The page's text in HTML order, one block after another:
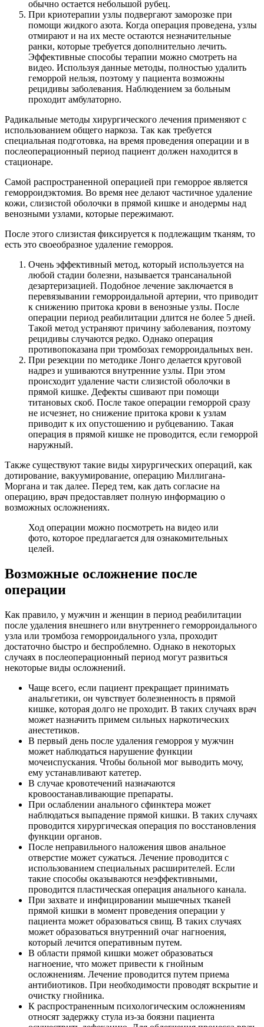
обычно остается небольшой рубец.
При криотерапии узлы подвергают заморозке при
помощи жидкого азота. Когда операция проведена, узлы
отмирают и на их месте остаются незначительные
ранки, которые требуется дополнительно лечить.
Эффективные способы терапии можно смотреть на
видео. Используя данные методы, полностью удалить
геморрой нельзя, поэтому у пациента возможны
рецидивы заболевания. Наблюдением за больным
проходит амбулаторно.
Радикальные методы хирургического лечения применяют с
использованием общего наркоза. Так как требуется
специальная подготовка, на время проведения операции и в
послеоперационный период пациент должен находится в
стационаре.
Самой распространенной операцией при геморрое является
геморроидэктомия. Во время нее делают частичное удаление
кожи, слизистой оболочки в прямой кишке и анодермы над
венозными узлами, которые пережимают.
После этого слизистая фиксируется к подлежащим тканям, то
есть это своеобразное удаление геморроя.
Очень эффективный метод, который используется на
любой стадии болезни, называется трансанальной
дезартеризацией. Подобное лечение заключается в
перевязывании геморроидальной артерии, что приводит
к снижению притока крови в венозные узлы. После
операции период реабилитации длится не более 5 дней.
Такой метод устраняют причину заболевания, поэтому
рецидивы случаются редко. Однако операция
противопоказана при тромбозах геморроидальных вен.
При резекции по методике Лонго делается круговой
надрез и ушиваются внутренние узлы. При этом
происходит удаление части слизистой оболочки в
прямой кишке. Дефекты сшивают при помощи
титановых скоб. После такое операции геморрой сразу
не исчезнет, но снижение притока крови к узлам
приводит к их опустошению и рубцеванию. Такая
операция в прямой кишке не проводится, если геморрой
наружный.
Также существуют такие виды хирургических операций, как
дотирование, вакуумирование, операцию Миллигана-
Моргана и так далее. Перед тем, как дать согласие на
операцию, врач предоставляет полную информацию о
возможных осложнениях.
Ход операции можно посмотреть на видео или
фото, которое предлагается для ознакомительных
целей.
Возможные осложнение после
операции
Как правило, у мужчин и женщин в период реабилитации
после удаления внешнего или внутреннего геморроидального
узла или тромбоза геморроидального узла, проходит
достаточно быстро и беспроблемно. Однако в некоторых
случаях в послеоперационный период могут развиться
некоторые виды осложнений.
Чаще всего, если пациент прекращает принимать
анальгетики, он чувствует болезненность в прямой
кишке, которая долго не проходит. В таких случаях врач
может назначить примем сильных наркотических
анестетиков.
В первый день после удаления геморроя у мужчин
может наблюдаться нарушение функции
мочеиспускания. Чтобы больной мог выводить мочу,
ему устанавливают катетер.
В случае кровотечений назначаются
кровоостанавливающие препараты.
При ослаблении анального сфинктера может
наблюдаться выпадение прямой кишки. В таких случаях
проводится хирургическая операция по восстановления
функции органов.
После неправильного наложения швов анальное
отверстие может сужаться. Лечение проводится с
использованием специальных расширителей. Если
такие способы оказываются неэффективными,
проводится пластическая операция анального канала.
При захвате и инфицировании мышечных тканей
прямой кишки в момент проведения операции у
пациента может образоваться свищ. В таких случаях
может образоваться внутренний очаг нагноения,
который лечится оперативным путем.
В области прямой кишки может образоваться
нагноение, что может привести к гнойным
осложнениям. Лечение проводится путем приема
антибиотиков. При необходимости проводят вскрытие и
очистку гнойника.
К распространенным психологическим осложнениям
относят задержку стула из-за боязни пациента